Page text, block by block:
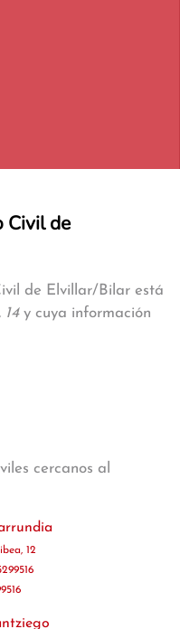
Civil de
de Elvillar/Bilar está
y cuya información
cercanos al
12